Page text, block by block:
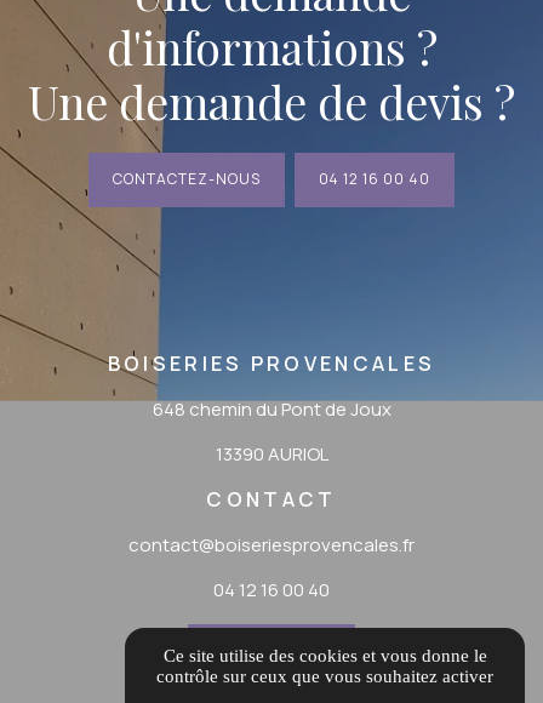
d'informations ?
Une demande de devis ?
CONTACTEZ-NOUS 04 12 16 00 40
BOISERIES PROVENCALES
648 chemin du Pont de Joux
13390 AURIOL
CONTACT
contact@boiseriesprovencales.fr
04 12 16 00 40
ITINÉRAIRE
Ce site utilise des cookies et vous donne le
contrôle sur ceux que vous souhaitez activer